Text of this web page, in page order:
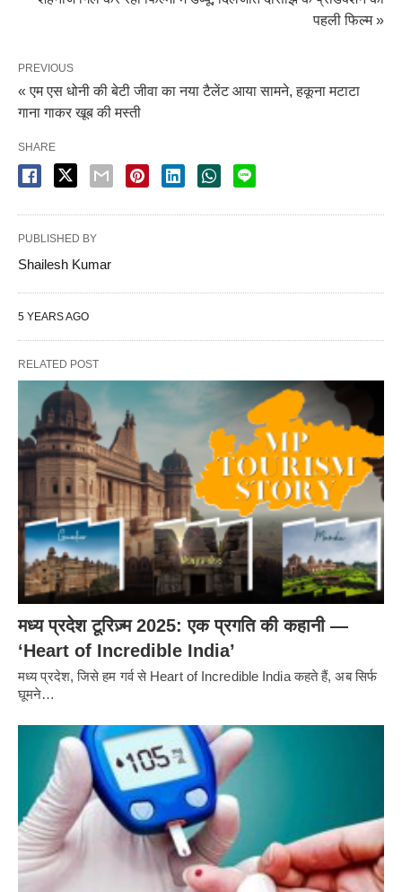
पहली फिल्म »
PREVIOUS
« एम एस धोनी की बेटी जीवा का नया टैलेंट आया सामने, हकूना मटाटा
गाना गाकर खूब की मस्ती
SHARE
PUBLISHED BY
Shailesh Kumar
5 YEARS AGO
RELATED POST
मध्य प्रदेश टूरिज़्म 2025: एक प्रगति की कहानी —
‘Heart of Incredible India’
मध्य प्रदेश, जिसे हम गर्व से Heart of Incredible India कहते हैं, अब सिर्फ
घूमने…